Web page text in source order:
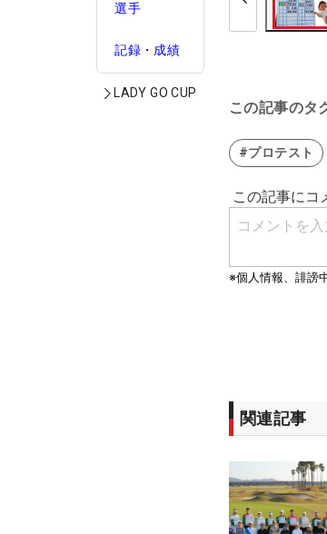
選手
記録・成績
LADY GO CUP
この記事のタ
#プロテスト
関連記事